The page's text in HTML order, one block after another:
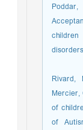
of
of